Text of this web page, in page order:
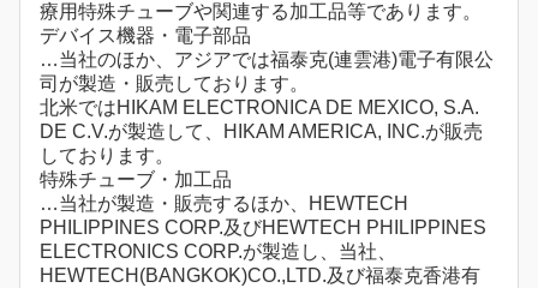
療用特殊チューブや関連する加工品等であります。
デバイス機器・電子部品
…当社のほか、アジアでは福泰克(連雲港)電子有限公
司が製造・販売しております。
北米ではHIKAM ELECTRONICA DE MEXICO, S.A.
DE C.V.が製造して、HIKAM AMERICA, INC.が販売
しております。
特殊チューブ・加工品
…当社が製造・販売するほか、HEWTECH
PHILIPPINES CORP.及びHEWTECH PHILIPPINES
ELECTRONICS CORP.が製造し、当社、
HEWTECH(BANGKOK)CO.,LTD.及び福泰克香港有